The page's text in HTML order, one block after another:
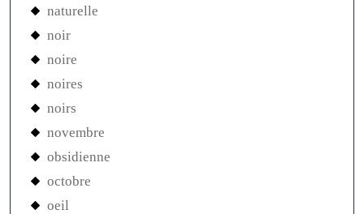
naturelle
noir
noire
noires
noirs
novembre
obsidienne
octobre
oeil